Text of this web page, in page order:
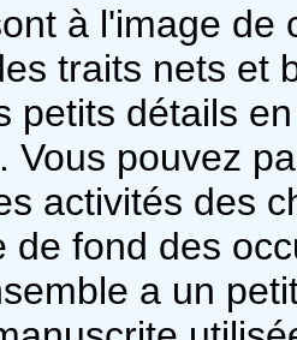
à l'image
traits nets et
petits détails
Vous pouvez
activités des
de fond des
a un